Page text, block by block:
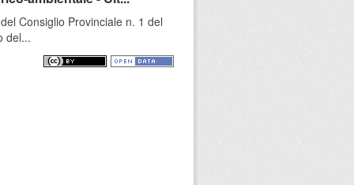
Consiglio Provinciale n. 1 del
del...